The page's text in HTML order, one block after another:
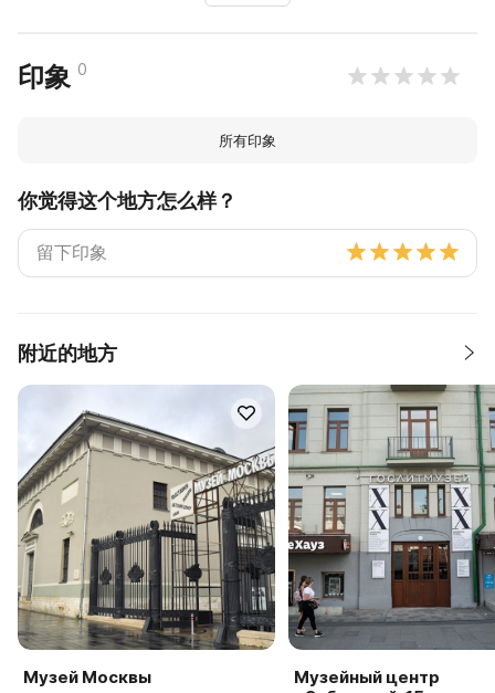
印象 0
所有印象
你觉得这个地方怎么样？
附近的地方
Музей Москвы
Музейный центр